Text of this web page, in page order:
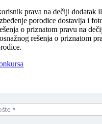
prava na dečiji dodatak
porodice dostavlja i
o priznatom pravu na
rešenja o priznatom